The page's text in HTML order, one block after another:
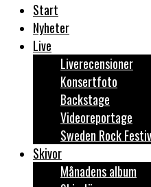
Start
Nyheter
Live
Liverecensioner
Konsertfoto
Backstage
Videoreportage
Sweden Rock
Skivor
Månadens album